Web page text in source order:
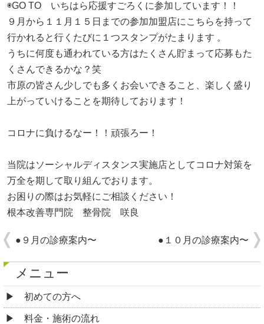
◉GO TO いちはら応援すごろくに参加しています！！
９月から１１月１５日までの参加加盟店にこちらを持って
行かれると行くたびに１つスタンプがたまります 。
うちに何度も通われている方はたくさん貯まって応募もた
くさんできるかな？笑
市原の皆さん少しでも多くお会いできること、楽しく盛り
上がっていけることを期待しております！
コロナに負けるなー！！頑張ろー！
当院はソーシャルディスタンス実施店としてコロナ対策を
万全を期して取り組んでおります。
お困りの際はお気軽にご相談ください！
根本改善専門院 整骨院 咲良
●９月の診療案内〜 ●１０月の診療案内〜
メニュー
初めての方へ
料金・施術の流れ